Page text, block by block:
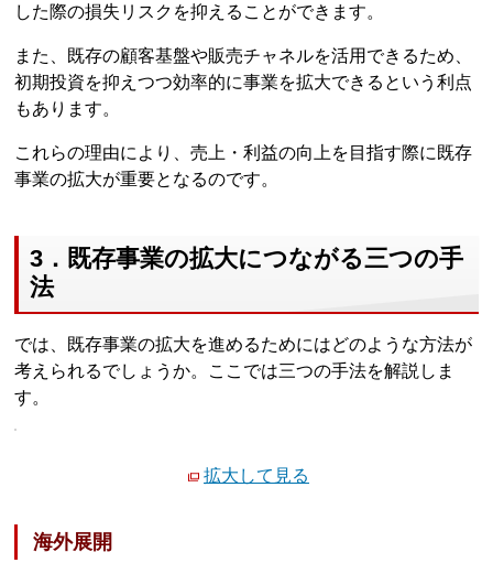
した際の損失リスクを抑えることができます。
また、既存の顧客基盤や販売チャネルを活用できるため、
初期投資を抑えつつ効率的に事業を拡大できるという利点
もあります。
これらの理由により、売上・利益の向上を目指す際に既存
事業の拡大が重要となるのです。
3．既存事業の拡大につながる三つの手
法
では、既存事業の拡大を進めるためにはどのような方法が
考えられるでしょうか。ここでは三つの手法を解説しま
す。
拡大して見る
海外展開